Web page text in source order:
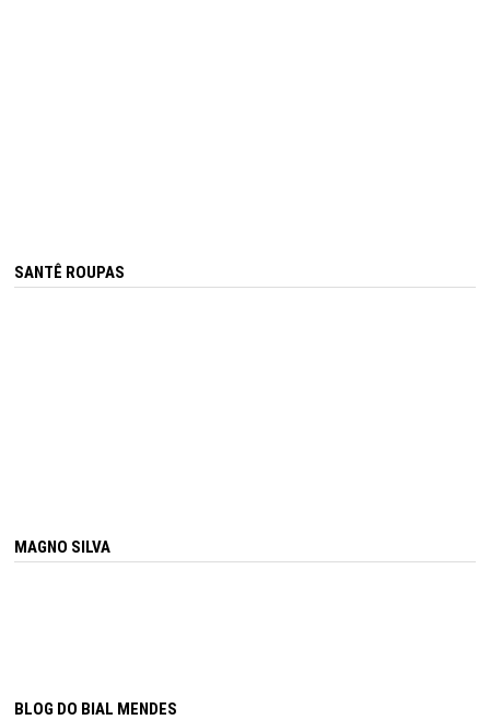
SANTÊ ROUPAS
MAGNO SILVA
BLOG DO BIAL MENDES